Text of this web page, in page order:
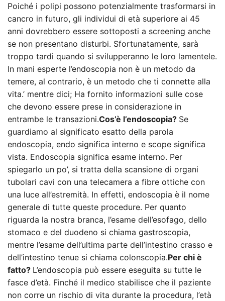
Poiché i polipi possono potenzialmente trasformarsi in
cancro in futuro, gli individui di età superiore ai 45
anni dovrebbero essere sottoposti a screening anche
se non presentano disturbi. Sfortunatamente, sarà
troppo tardi quando si svilupperanno le loro lamentele.
In mani esperte l’endoscopia non è un metodo da
temere, al contrario, è un metodo che ti connette alla
vita.’ mentre dici; Ha fornito informazioni sulle cose
che devono essere prese in considerazione in
entrambe le transazioni.Cos’è l’endoscopia? Se
guardiamo al significato esatto della parola
endoscopia, endo significa interno e scope significa
vista. Endoscopia significa esame interno. Per
spiegarlo un po’, si tratta della scansione di organi
tubolari cavi con una telecamera a fibre ottiche con
una luce all’estremità. In effetti, endoscopia è il nome
generale di tutte queste procedure. Per quanto
riguarda la nostra branca, l’esame dell’esofago, dello
stomaco e del duodeno si chiama gastroscopia,
mentre l’esame dell’ultima parte dell’intestino crasso e
dell’intestino tenue si chiama colonscopia.Per chi è
fatto? L’endoscopia può essere eseguita su tutte le
fasce d’età. Finché il medico stabilisce che il paziente
non corre un rischio di vita durante la procedura, l’età